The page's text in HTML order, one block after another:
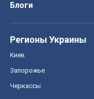
Блоги
Регионы Украины
Киев
Запорожье
Черкассы